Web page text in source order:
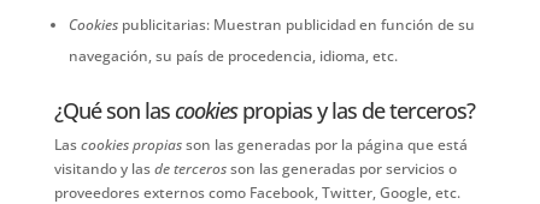
Cookiespublicitarias: Muestran publicidad en función de su
navegación, su país de procedencia, idioma, etc.
¿Qué son lascookiespropias y las de terceros?
Lascookies propiasson las generadas por la página que está
visitando y lasde tercerosson las generadas por servicios o
proveedores externos como Facebook, Twitter, Google, etc.